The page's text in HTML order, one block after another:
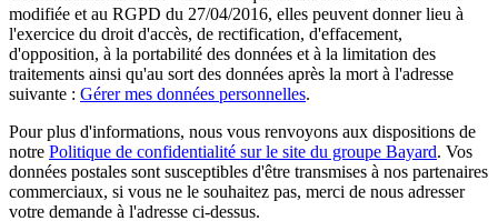
modifiée et au RGPD du 27/04/2016, elles peuvent donner lieu à
l'exercice du droit d'accès, de rectification, d'effacement,
d'opposition, à la portabilité des données et à la limitation des
traitements ainsi qu'au sort des données après la mort à l'adresse
suivante : Gérer mes données personnelles.
Pour plus d'informations, nous vous renvoyons aux dispositions de
notre Politique de confidentialité sur le site du groupe Bayard. Vos
données postales sont susceptibles d'être transmises à nos partenaires
commerciaux, si vous ne le souhaitez pas, merci de nous adresser
votre demande à l'adresse ci-dessus.